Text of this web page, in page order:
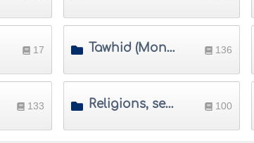
17 Tawhid (Monothéisme) 136
133 Religions, sectes et dogmes 100